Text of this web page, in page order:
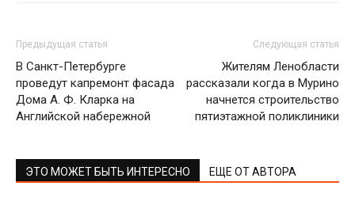
Предыдущая статья
В Санкт-Петербурге
проведут капремонт фасада
Дома А. Ф. Кларка на
Английской набережной
Следующая статья
Жителям Ленобласти
рассказали когда в Мурино
начнется строительство
пятиэтажной поликлиники
ЭТО МОЖЕТ БЫТЬ ИНТЕРЕСНО ЕЩЕ ОТ АВТОРА